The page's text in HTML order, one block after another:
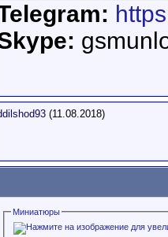
(11.08.2018)
Миниатюры